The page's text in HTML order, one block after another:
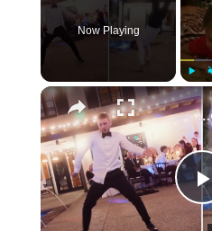
Play
Now Playing
Play
Brother Loses 14-Year Bet With Sister That Sees Him Perform Solo Dance On Wedding Day